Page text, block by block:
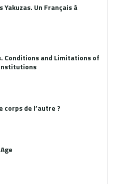
Yakuzas. Un Français à
Conditions and Limitations of
corps de l’autre ?